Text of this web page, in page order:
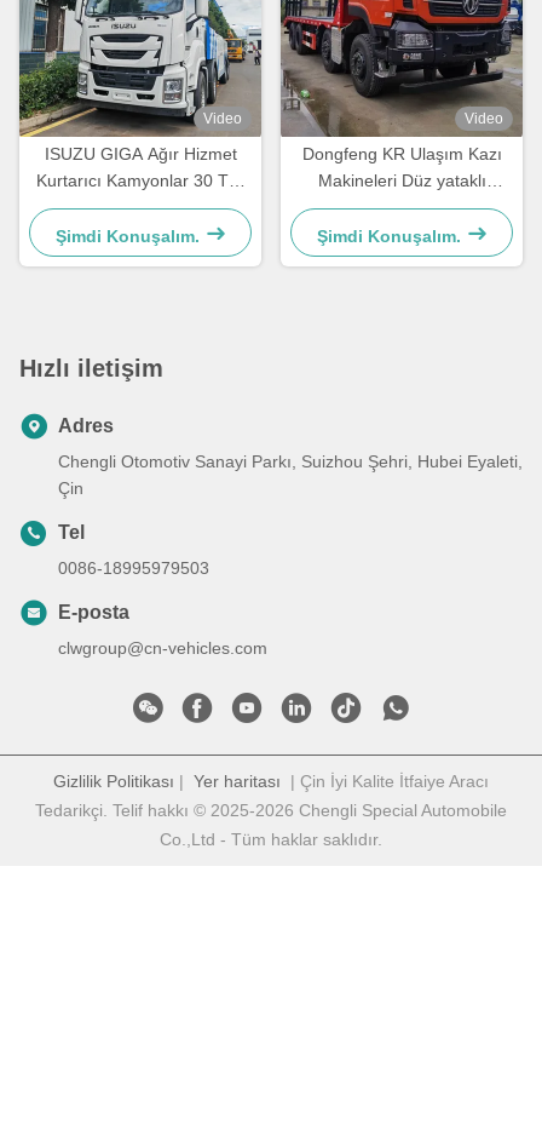
Video
ISUZU GIGA Ağır Hizmet
Kurtarıcı Kamyonlar 30 Ton
360 Derece Dönüşlü Yol
Kurtarma Kamyonu
Şimdi Konuşalım.
Video
Dongfeng KR Ulaşım Kazı
Makineleri Düz yataklı
taşıma kamyonu
Şimdi Konuşalım.
Hızlı iletişim
Adres
Chengli Otomotiv Sanayi Parkı, Suizhou Şehri, Hubei Eyaleti,
Çin
Tel
0086-18995979503
E-posta
clwgroup@cn-vehicles.com
Gizlilik Politikası | Yer haritası | Çin İyi Kalite İtfaiye Aracı
Tedarikçi. Telif hakkı © 2025-2026 Chengli Special Automobile
Co.,Ltd - Tüm haklar saklıdır.